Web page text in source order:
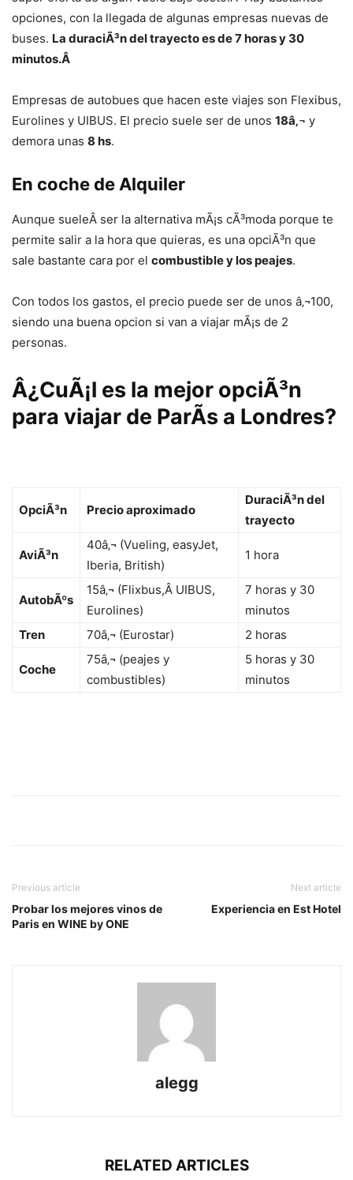
opciones, con la llegada de algunas empresas nuevas de
buses. La duraciÃ³n del trayecto es de 7 horas y 30
minutos.Â
Empresas de autobues que hacen este viajes son Flexibus,
Eurolines y UIBUS. El precio suele ser de unos 18â‚¬ y
demora unas 8 hs.
En coche de Alquiler
Aunque sueleÂ ser la alternativa mÃ¡s cÃ³moda porque te
permite salir a la hora que quieras, es una opciÃ³n que
sale bastante cara por el combustible y los peajes.
Con todos los gastos, el precio puede ser de unos â‚¬100,
siendo una buena opcion si van a viajar mÃ¡s de 2
personas.
Â¿CuÃ¡l es la mejor opciÃ³n
para viajar de ParÃ­s a Londres?
OpciÃ³n Precio aproximado
DuraciÃ³n del
trayecto
AviÃ³n
40â‚¬ (Vueling, easyJet,
Iberia, British)
1 hora
AutobÃºs
15â‚¬ (Flixbus,Â UIBUS,
Eurolines)
7 horas y 30
minutos
Tren
70â‚¬ (Eurostar) 2 horas
Coche
75â‚¬ (peajes y
combustibles)
5 horas y 30
minutos
Previous article
Probar los mejores vinos de
Paris en WINE by ONE
Next article
Experiencia en Est Hotel
alegg
RELATED ARTICLES